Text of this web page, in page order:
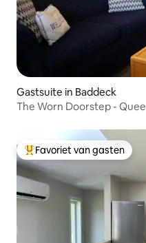
Gastsuite in Baddeck
The Worn Doorstep -
Topfavoriet van gasten
Favoriet van gasten